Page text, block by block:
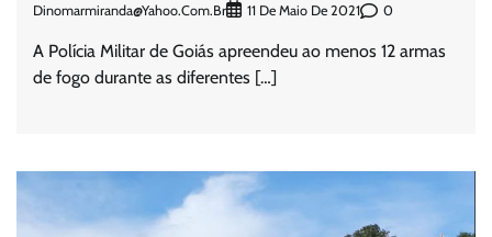
Dinomarmiranda@yahoo.com.br 11 De Maio De 2021 0
A Polícia Militar de Goiás apreendeu ao menos 12 armas
de fogo durante as diferentes […]